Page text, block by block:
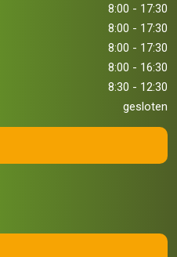
8:00 - 17:30
8:00 - 17:30
8:00 - 17:30
8:00 - 16:30
8:30 - 12:30
gesloten